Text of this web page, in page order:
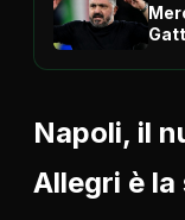
Napoli, il
Allegri è